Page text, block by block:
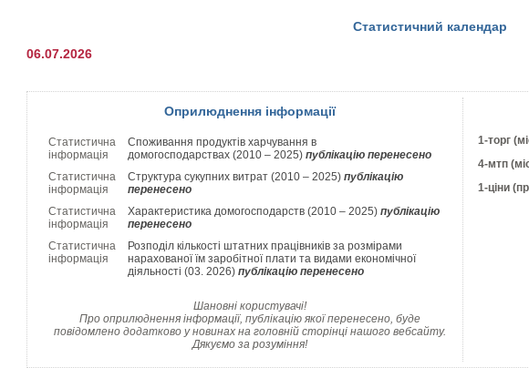
Статистичний календар
06.07.2026
Оприлюднення інформації
Статистична
інформація
Споживання продуктів харчування в
домогосподарствах (2010 – 2025) публікацію перенесено
Статистична
інформація
Структура сукупних витрат (2010 – 2025) публікацію
перенесено
Статистична
інформація
Характеристика домогосподарств (2010 – 2025) публікацію
перенесено
Статистична
інформація
Розподіл кількості штатних працівників за розмірами
нарахованої їм заробітної плати та видами економічної
діяльності (03. 2026) публікацію перенесено
Шановні користувачі!
Про оприлюднення інформації, публікацію якої перенесено, буде
повідомлено додатково у новинах на головній сторінці нашого вебсайту.
Дякуємо за розуміння!
1-торг
4-мтп
1-ціни